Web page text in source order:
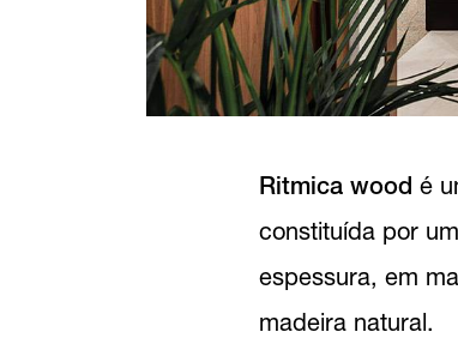
Ritmica wood é
constituída por
espessura, em
madeira natural.